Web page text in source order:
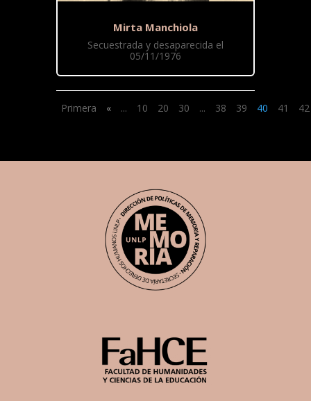
Mirta Manchiola
Secuestrada y desaparecida el
05/11/1976
Primera « ... 10 20 30 ... 38 39 40 41 42